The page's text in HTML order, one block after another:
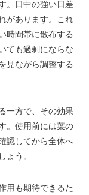
。日中の強い日差
があります。これ
時間帯に散布する
ても過剰にならな
見ながら調整する
一方で、その効果
。使用前には葉の
認してから全体へ
ょう。
用も期待できるた